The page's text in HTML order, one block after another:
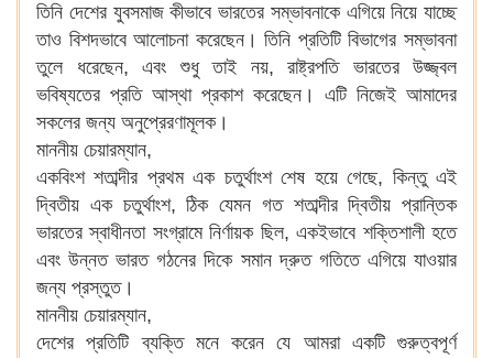
তিনি দেশের যুবসমাজ কীভাবে ভারতের সম্ভাবনাকে এগিয়ে নিয়ে যাচ্ছে
তাও বিশদভাবে আলোচনা করেছেন। তিনি প্রতিটি বিভাগের সম্ভাবনা
তুলে ধরেছেন, এবং শুধু তাই নয়, রাষ্ট্রপতি ভারতের উজ্জ্বল
ভবিষ্যতের প্রতি আস্থা প্রকাশ করেছেন। এটি নিজেই আমাদের
সকলের জন্য অনুপ্রেরণামূলক।
মাননীয় চেয়ারম্যান,
একবিংশ শতাব্দীর প্রথম এক চতুর্থাংশ শেষ হয়ে গেছে, কিন্তু এই
দ্বিতীয় এক চতুর্থাংশ, ঠিক যেমন গত শতাব্দীর দ্বিতীয় প্রান্তিক
ভারতের স্বাধীনতা সংগ্রামে নির্ণায়ক ছিল, একইভাবে শক্তিশালী হতে
এবং উন্নত ভারত গঠনের দিকে সমান দ্রুত গতিতে এগিয়ে যাওয়ার
জন্য প্রস্তুত।
মাননীয় চেয়ারম্যান,
দেশের প্রতিটি ব্যক্তি মনে করেন যে আমরা একটি গুরুত্বপূর্ণ